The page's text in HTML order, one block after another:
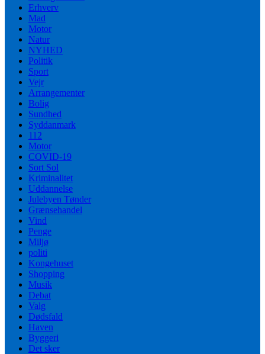
Erhverv
Mad
Motor
Natur
NYHED
Politik
Sport
Vejr
Arrangementer
Bolig
Sundhed
Syddanmark
112
Motor
COVID-19
Sort Sol
Kriminalitet
Uddannelse
Julebyen Tønder
Grænsehandel
Vind
Penge
Miljø
politi
Kongehuset
Shopping
Musik
Debat
Valg
Dødsfald
Haven
Byggeri
Det sker